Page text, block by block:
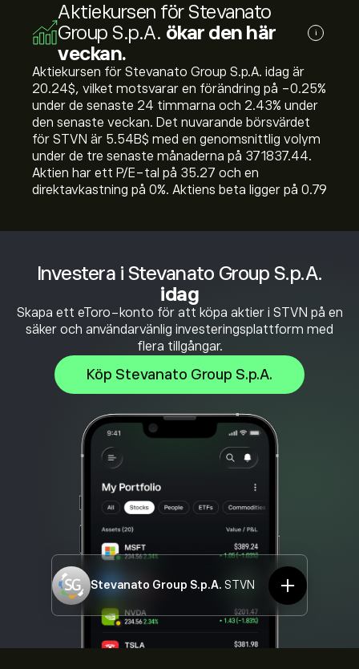
Investera i Stevanato Group S.p.A.
idag
Skapa ett eToro-konto för att köpa aktier i STVN på en
säker och användarvänlig investeringsplattform med
flera tillgångar.
Köp Stevanato Group S.p.A.
Stevanato Group S.p.A. STVN
Aktiekursen för Stevanato
Group S.p.A. ökar den här
veckan.
i
Aktiekursen för Stevanato Group S.p.A. idag är
20.24‎$‎, vilket motsvarar en förändring på ‎-0.25‎%
under de senaste 24 timmarna och ‎2.43‎% under
den senaste veckan. Det nuvarande börsvärdet
för STVN är 5.54B‎$‎ med en genomsnittlig volym
under de tre senaste månaderna på 371837.44.
Aktien har ett P/E-tal på 35.27 och en
direktavkastning på 0%. Aktiens beta ligger på 0.79